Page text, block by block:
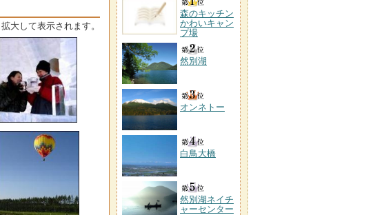
大して表示されます。
森のキッチン
かわいキャン
プ場
然別湖
オンネトー
白鳥大橋
然別湖ネイチ
ャーセンター